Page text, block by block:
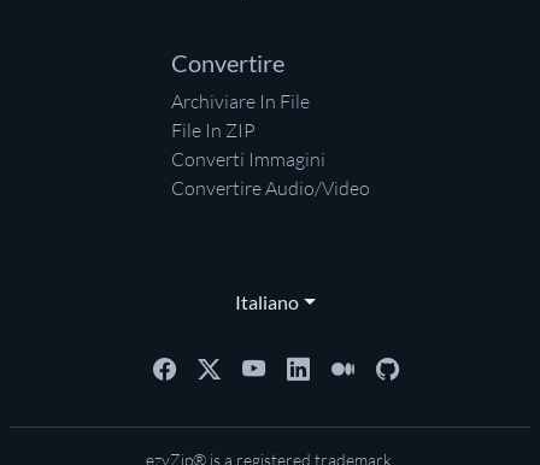
Convertire
Archiviare In File
File In ZIP
Converti Immagini
Convertire Audio/Video
Italiano
ezyZip® is a registered trademark.